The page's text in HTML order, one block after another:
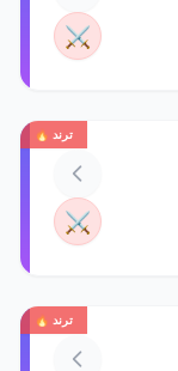
⚔️
ترند 🔥
⚔️
ترند 🔥